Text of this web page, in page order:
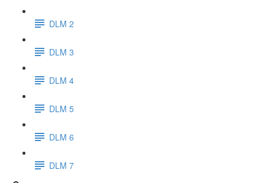
DLM 2
DLM 3
DLM 4
DLM 5
DLM 6
DLM 7